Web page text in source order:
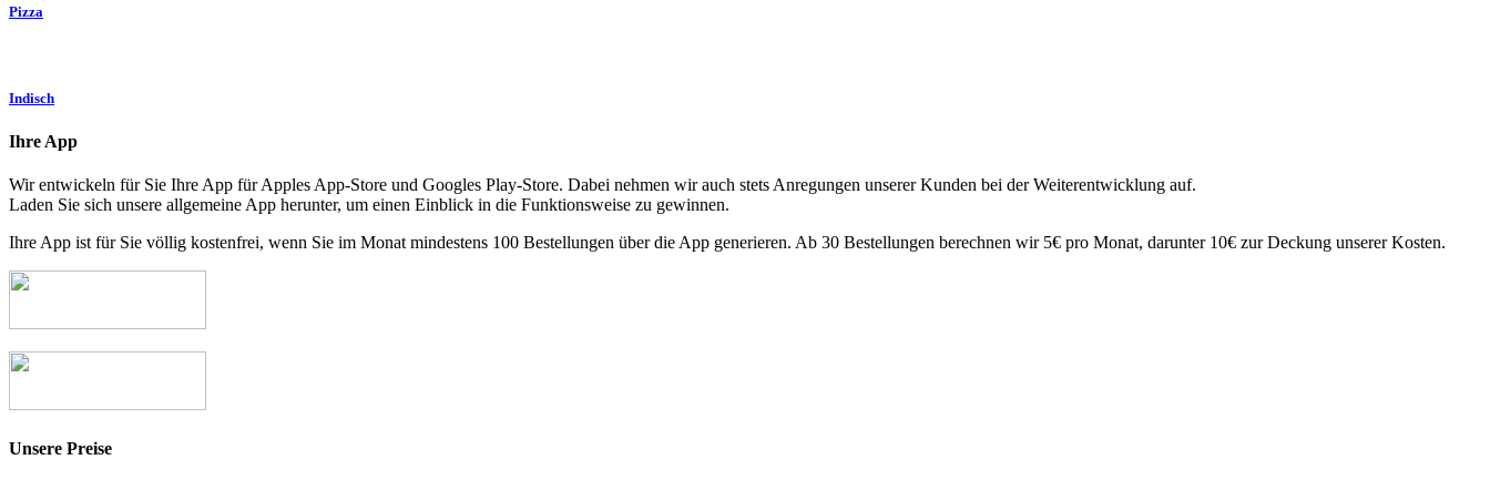
Pizza
Indisch
Ihre App
Wir entwickeln für Sie Ihre App für Apples App-Store und Googles Play-Store. Dabei nehmen wir auch stets Anregungen unserer Kunden bei der Weiterentwicklung auf.
Laden Sie sich unsere allgemeine App herunter, um einen Einblick in die Funktionsweise zu gewinnen.
Ihre App ist für Sie völlig kostenfrei, wenn Sie im Monat mindestens 100 Bestellungen über die App generieren. Ab 30 Bestellungen berechnen wir 5€ pro Monat, darunter 10€ zur Deckung unserer Kosten.
Unsere Preise